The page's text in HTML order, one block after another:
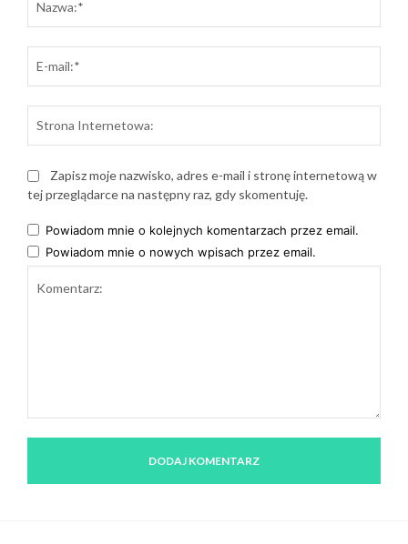
Zapisz moje nazwisko, adres e-mail i stronę internetową w
tej przeglądarce na następny raz, gdy skomentuję.
Powiadom mnie o kolejnych komentarzach przez email.
Powiadom mnie o nowych wpisach przez email.